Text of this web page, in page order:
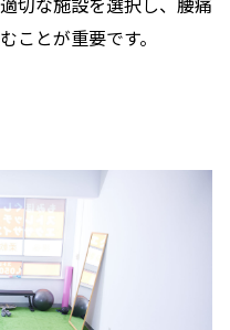
ことが重要です。